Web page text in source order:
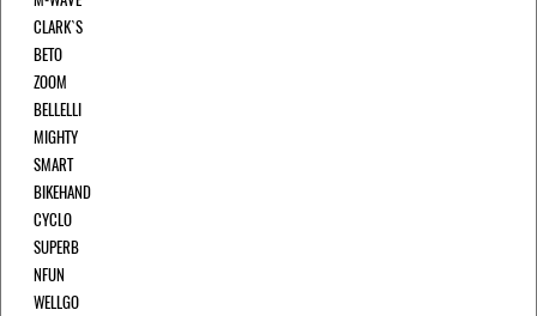
CLARK`S
BETO
ZOOM
BELLELLI
MIGHTY
SMART
BIKEHAND
CYCLO
SUPERB
NFUN
WELLGO